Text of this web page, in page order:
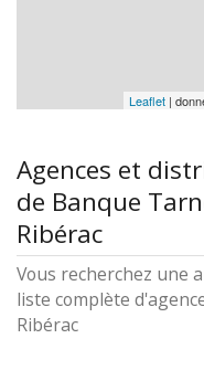
Leaflet |
Agences et
de Banque
Ribérac
Vous recherchez une
liste complète
Ribérac